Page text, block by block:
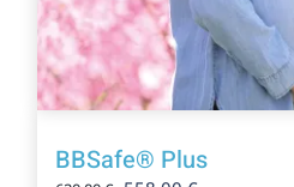
Resultados
BBSafe® Plus